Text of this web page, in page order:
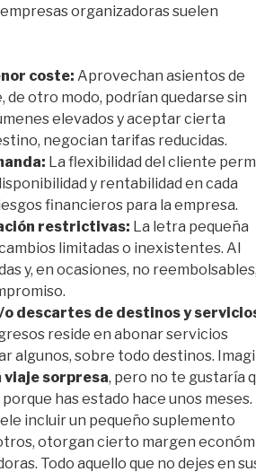
organizadoras suelen
coste: Aprovechan asientos de
de otro modo, podrían quedarse sin
elevados y aceptar cierta
negocian tarifas reducidas.
La flexibilidad del cliente
y rentabilidad en cada
financieros para la empresa.
restrictivas: La letra pequeña
limitadas o inexistentes. Al
y, en ocasiones, no reembolsables,
descartes de destinos y
reside en abonar servicios
algunos, sobre todo destinos.
viaje sorpresa, pero no te gustaría
has estado hace unos meses.
incluir un pequeño suplemento
otorgan cierto margen
Todo aquello que no dejes en